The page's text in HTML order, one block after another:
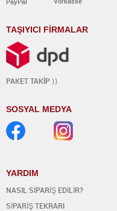
TAŞIYICI FİRMALAR
PAKET TAKİP ⟩⟩
SOSYAL MEDYA
YARDIM
NASIL SİPARİŞ EDİLİR?
SİPARİŞ TEKRARI